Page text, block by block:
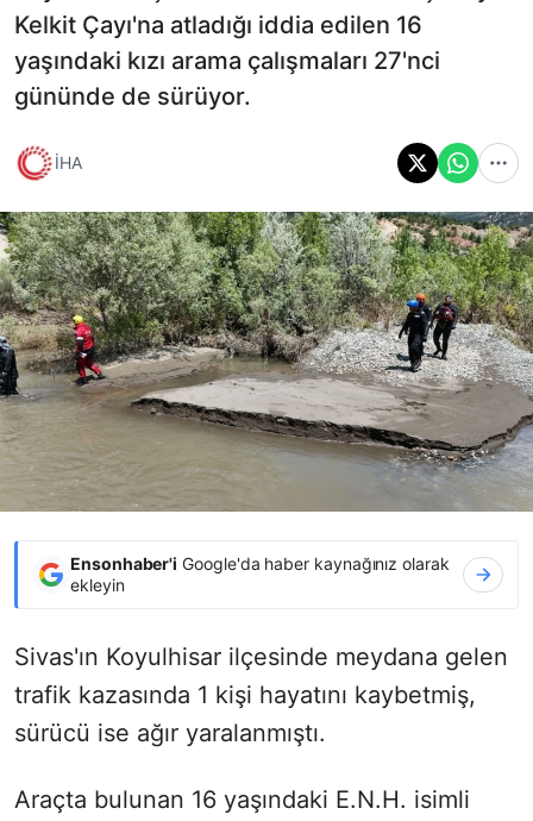
Kelkit Çayı'na atladığı iddia edilen 16
yaşındaki kızı arama çalışmaları 27'nci
gününde de sürüyor.
İHA
Ensonhaber'i Google'da haber kaynağınız olarak
ekleyin
Sivas'ın Koyulhisar ilçesinde meydana gelen
trafik kazasında 1 kişi hayatını kaybetmiş,
sürücü ise ağır yaralanmıştı.
Araçta bulunan 16 yaşındaki E.N.H. isimli